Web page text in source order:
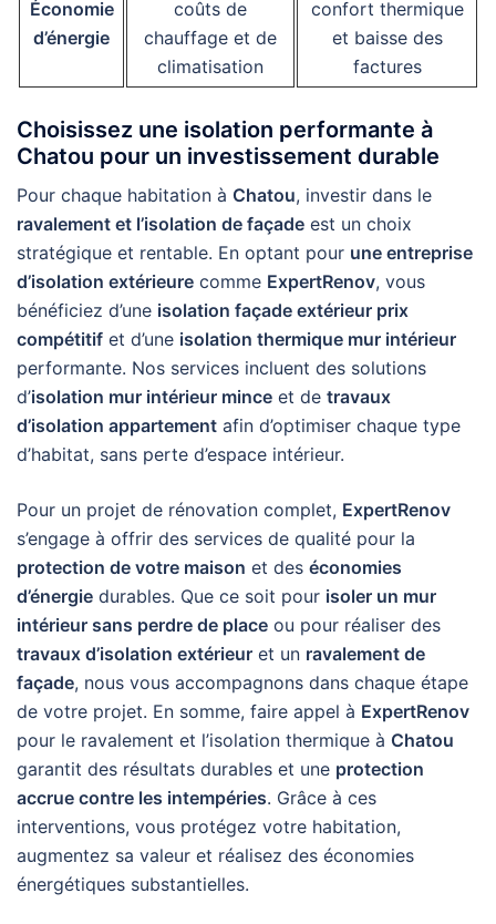
Économie
d’énergie
coûts de
chauffage et de
climatisation
confort thermique
et baisse des
factures
Choisissez une isolation performante à
Chatou pour un investissement durable
Pour chaque habitation à Chatou, investir dans le
ravalement et l’isolation de façade est un choix
stratégique et rentable. En optant pour une entreprise
d’isolation extérieure comme ExpertRenov, vous
bénéficiez d’une isolation façade extérieur prix
compétitif et d’une isolation thermique mur intérieur
performante. Nos services incluent des solutions
d’isolation mur intérieur mince et de travaux
d’isolation appartement afin d’optimiser chaque type
d’habitat, sans perte d’espace intérieur.
Pour un projet de rénovation complet, ExpertRenov
s’engage à offrir des services de qualité pour la
protection de votre maison et des économies
d’énergie durables. Que ce soit pour isoler un mur
intérieur sans perdre de place ou pour réaliser des
travaux d’isolation extérieur et un ravalement de
façade, nous vous accompagnons dans chaque étape
de votre projet. En somme, faire appel à ExpertRenov
pour le ravalement et l’isolation thermique à Chatou
garantit des résultats durables et une protection
accrue contre les intempéries. Grâce à ces
interventions, vous protégez votre habitation,
augmentez sa valeur et réalisez des économies
énergétiques substantielles.